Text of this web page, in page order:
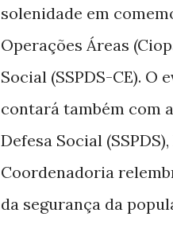
solenidade em
Operações Áreas
Social (SSPDS-CE). O
contará também com
Defesa Social
Coordenadoria
da segurança da